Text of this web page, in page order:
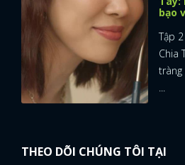
bạo
Tập
Chia
tràng
THEO DÕI CHÚNG TÔI TẠI